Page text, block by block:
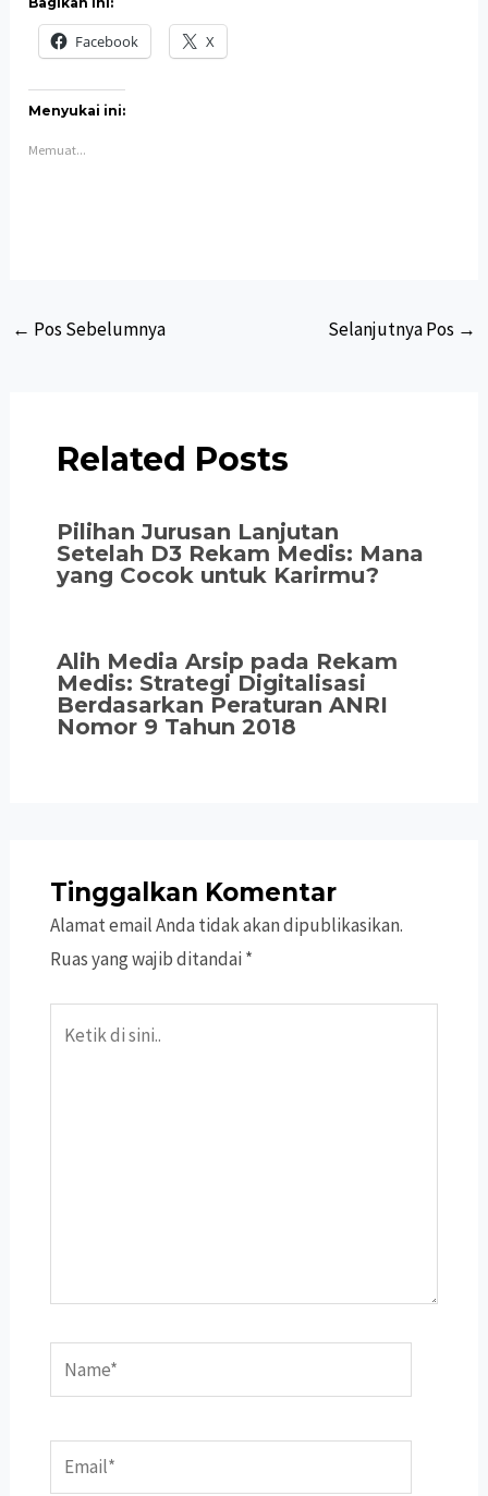
Facebook X
Menyukai ini:
Memuat...
Post
← Pos Sebelumnya Selanjutnya Pos →
Related Posts
Pilihan Jurusan Lanjutan
Setelah D3 Rekam Medis: Mana
yang Cocok untuk Karirmu?
Alih Media Arsip pada Rekam
Medis: Strategi Digitalisasi
Berdasarkan Peraturan ANRI
Nomor 9 Tahun 2018
Tinggalkan Komentar
Alamat email Anda tidak akan dipublikasikan.
Ruas yang wajib ditandai *
Name*
Email*